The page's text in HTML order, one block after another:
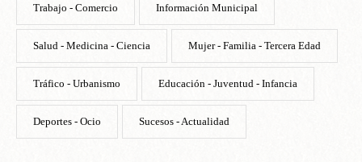
Trabajo - Comercio Información Municipal
Salud - Medicina - Ciencia Mujer - Familia - Tercera Edad
Tráfico - Urbanismo Educación - Juventud - Infancia
Deportes - Ocio Sucesos - Actualidad